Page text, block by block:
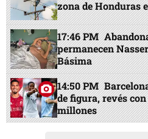
zona de Honduras
17:46 PM
permanecen
Básima
14:50 PM
de figura, revés
millones